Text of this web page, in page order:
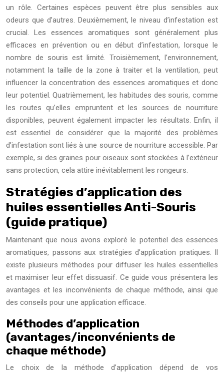
un rôle. Certaines espèces peuvent être plus sensibles aux
odeurs que d’autres. Deuxièmement, le niveau d’infestation est
crucial. Les essences aromatiques sont généralement plus
efficaces en prévention ou en début d’infestation, lorsque le
nombre de souris est limité. Troisièmement, l’environnement,
notamment la taille de la zone à traiter et la ventilation, peut
influencer la concentration des essences aromatiques et donc
leur potentiel. Quatrièmement, les habitudes des souris, comme
les routes qu’elles empruntent et les sources de nourriture
disponibles, peuvent également impacter les résultats. Enfin, il
est essentiel de considérer que la majorité des problèmes
d’infestation sont liés à une source de nourriture accessible. Par
exemple, si des graines pour oiseaux sont stockées à l’extérieur
sans protection, cela attire inévitablement les rongeurs.
Stratégies d’application des
huiles essentielles Anti-Souris
(guide pratique)
Maintenant que nous avons exploré le potentiel des essences
aromatiques, passons aux stratégies d’application pratiques. Il
existe plusieurs méthodes pour diffuser les huiles essentielles
et maximiser leur effet dissuasif. Ce guide vous présentera les
avantages et les inconvénients de chaque méthode, ainsi que
des conseils pour une application efficace.
Méthodes d’application
(avantages/inconvénients de
chaque méthode)
Le choix de la méthode d’application dépend de vos